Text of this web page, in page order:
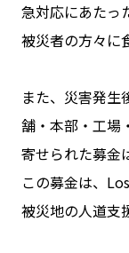
急対応にあたっ
被災者の方々に
また、災害発生
舗・本部・工場
寄せられた募金
この募金は、
被災地の人道支